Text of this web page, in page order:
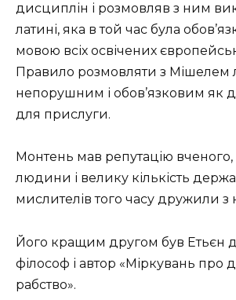
дисциплін і розмовляв з ним
латині, яка в той час була
мовою всіх освічених
Правило розмовляти з Мішелем
непорушним і обов’язковим як
для прислуги.
Монтень мав репутацію вченого,
людини і велику кількість
мислителів того часу дружили з
Його кращим другом був Етьєн
філософ і автор «Міркувань про
рабство».